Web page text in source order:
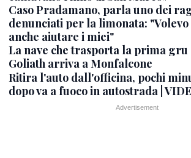
Caso Pradamano, parla uno dei
denunciati per la limonata: "Volevo
anche aiutare i miei"
La nave che trasporta la prima gru
Goliath arriva a Monfalcone
Ritira l'auto dall'officina, pochi
dopo va a fuoco in autostrada |